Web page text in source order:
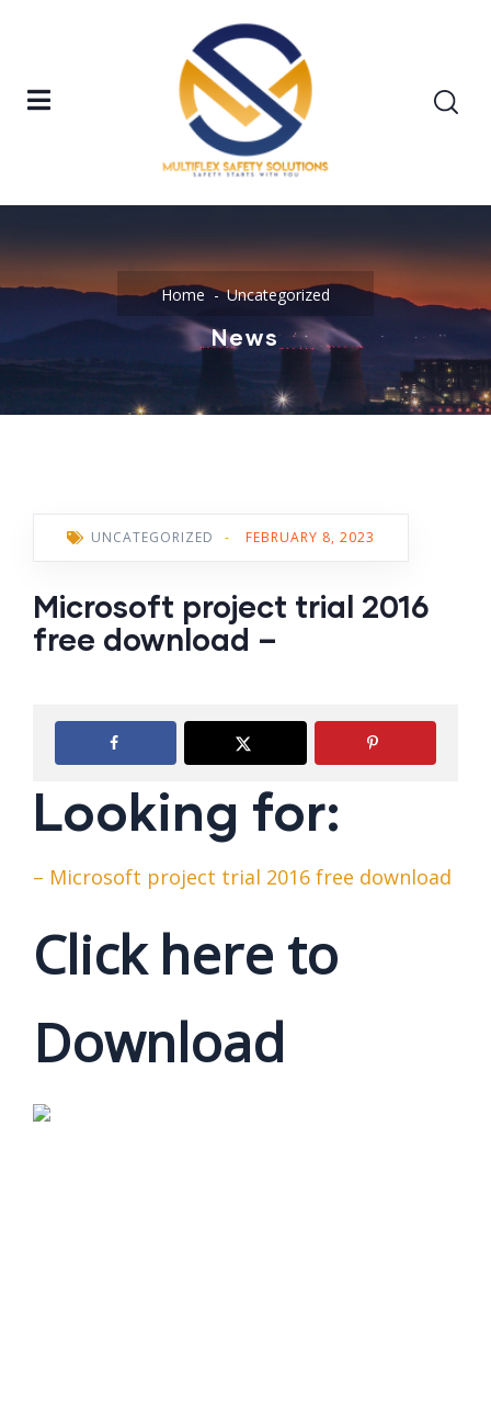
Home Uncategorized
News
UNCATEGORIZED - FEBRUARY 8, 2023
Microsoft project trial 2016
free download –
Looking for:
– Microsoft project trial 2016 free download
Click here to
Download